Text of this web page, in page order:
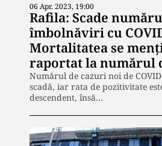
06 Apr. 2023, 19:00
Rafila: Scade
îmbolnăviri cu
Mortalitatea se
raportat la numărul
Numărul de cazuri noi de
scadă, iar rata de pozitivitate
descendent, însă…